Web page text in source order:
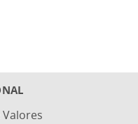
Valores